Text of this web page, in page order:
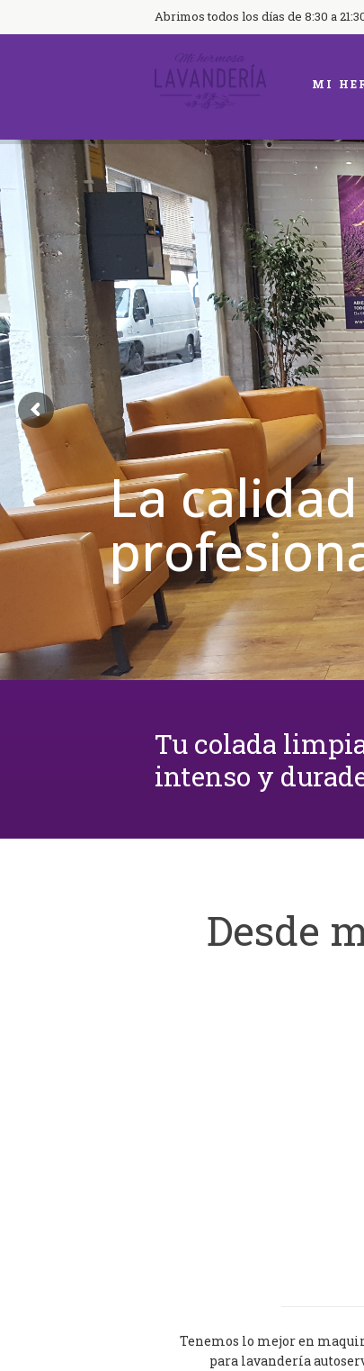
Abrimos todos los días de 8:30 a
MI
La
Tu colada
intenso y
Desde
Tenemos lo mejor en
para lavandería